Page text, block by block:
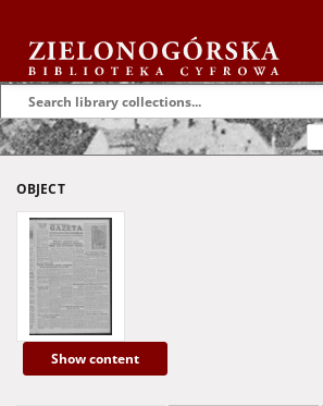
OBJECT
Show content